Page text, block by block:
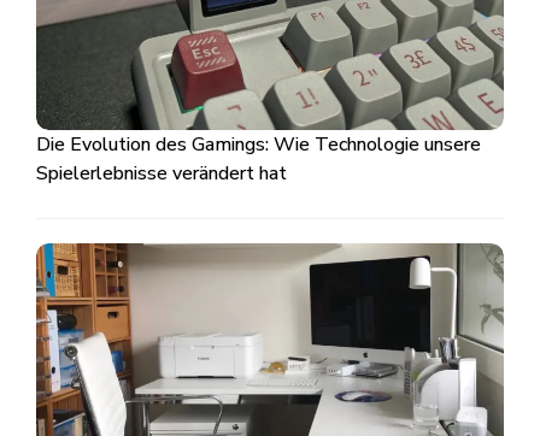
Die Evolution des Gamings: Wie Technologie unsere
Spielerlebnisse verändert hat